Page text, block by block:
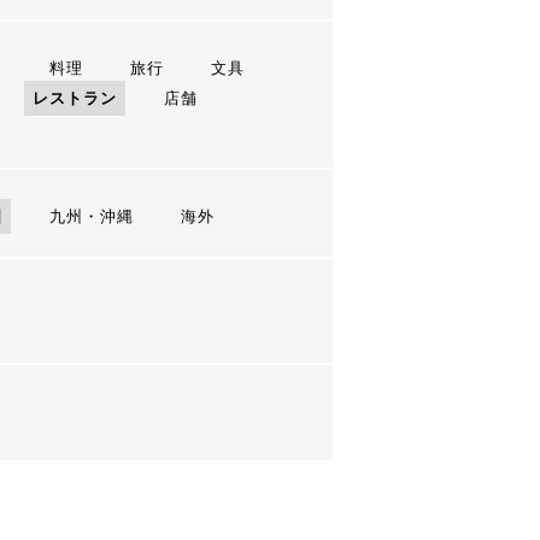
料理 旅行
文具
レストラン
店舗
九州・沖縄 海外